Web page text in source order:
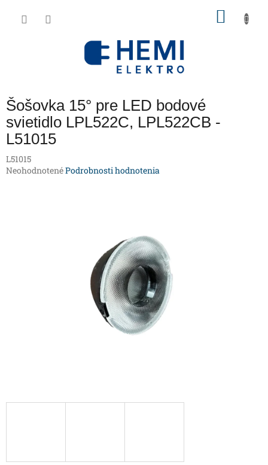
Šošovka 15° pre LED bodové
svietidlo LPL522C, LPL522CB -
L51015
L51015
Priemerné
NeohodnotenéPodrobnosti hodnotenia